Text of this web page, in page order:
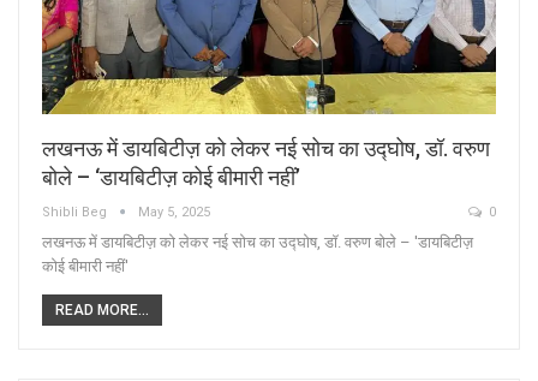
लखनऊ में डायबिटीज़ को लेकर नई सोच का उद्घोष, डॉ. वरुण
बोले – ‘डायबिटीज़ कोई बीमारी नहीं’
Shibli Beg May 5, 2025 0
लखनऊ में डायबिटीज़ को लेकर नई सोच का उद्घोष, डॉ. वरुण बोले – 'डायबिटीज़
कोई बीमारी नहीं'
READ MORE...